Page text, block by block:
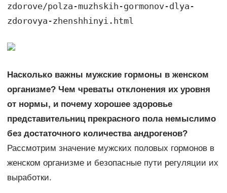
zdorove/polza-muzhskih-gormonov-dlya-
zdorovya-zhenshhinyi.html
Насколько важны мужские гормоны в женском
организме? Чем чреваты отклонения их уровня
от нормы, и почему хорошее здоровье
представительниц прекрасного пола немыслимо
без достаточного количества андрогенов?
Рассмотрим значение мужских половых гормонов в
женском организме и безопасные пути регуляции их
выработки.